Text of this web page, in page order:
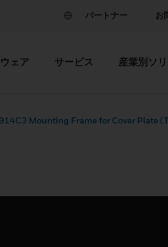
パートナー お
ェア サービス 産業別ソ
Mounting Frame for Cover Plate